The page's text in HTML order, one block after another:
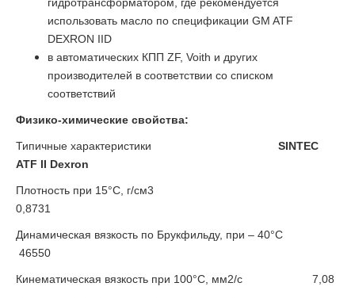
использовать масло по спецификации GM ATF
DEXRON IID
в автоматических КПП ZF, Voith и других
производителей в соответствии со списком
соответствий
Физико-химические свойства:
Типичные характеристики
SINTEC
ATF II Dexron
Плотность при 15°С, г/см3
0,8731
Динамическая вязкость по Брукфильду, при – 40°С
46550
Кинематическая вязкость при 100°С, мм2/с 7,08